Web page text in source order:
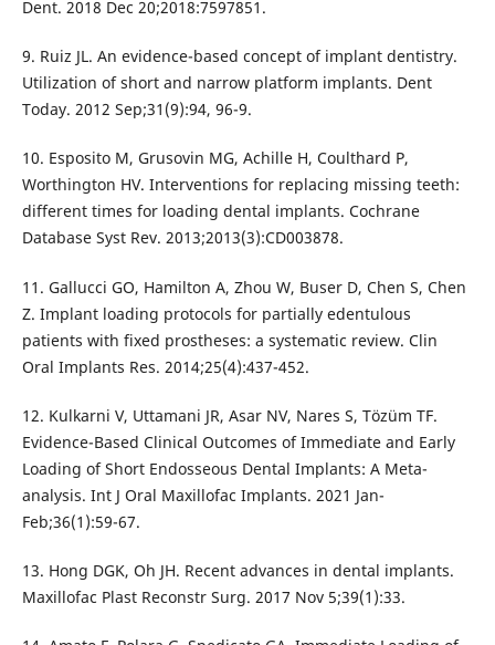
Dent. 2018 Dec 20;2018:7597851.
9. Ruiz JL. An evidence-based concept of implant dentistry.
Utilization of short and narrow platform implants. Dent
Today. 2012 Sep;31(9):94, 96-9.
10. Esposito M, Grusovin MG, Achille H, Coulthard P,
Worthington HV. Interventions for replacing missing teeth:
different times for loading dental implants. Cochrane
Database Syst Rev. 2013;2013(3):CD003878.
11. Gallucci GO, Hamilton A, Zhou W, Buser D, Chen S, Chen
Z. Implant loading protocols for partially edentulous
patients with fixed prostheses: a systematic review. Clin
Oral Implants Res. 2014;25(4):437-452.
12. Kulkarni V, Uttamani JR, Asar NV, Nares S, Tözüm TF.
Evidence-Based Clinical Outcomes of Immediate and Early
Loading of Short Endosseous Dental Implants: A Meta-
analysis. Int J Oral Maxillofac Implants. 2021 Jan-
Feb;36(1):59-67.
13. Hong DGK, Oh JH. Recent advances in dental implants.
Maxillofac Plast Reconstr Surg. 2017 Nov 5;39(1):33.